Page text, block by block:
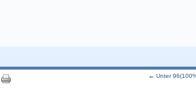
← Unter